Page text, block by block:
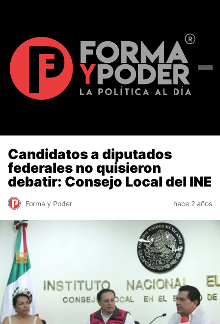
Candidatos a diputados
federales no quisieron
debatir: Consejo Local del INE
Forma y Poder hace 2 años